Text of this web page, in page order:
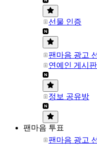
선물 인증
팬마음 광고
연예인 게시
정보 공유방
팬마음 투표
팬마음 광고